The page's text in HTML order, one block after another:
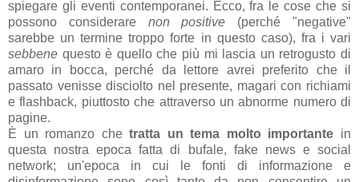
spiegare gli eventi contemporanei. Ecco, fra le cose che si
possono considerare non positive (perché "negative"
sarebbe un termine troppo forte in questo caso), fra i vari
sebbene questo è quello che più mi lascia un retrogusto di
amaro in bocca, perché da lettore avrei preferito che il
passato venisse disciolto nel presente, magari con richiami
e flashback, piuttosto che attraverso un abnorme numero di
pagine.
È un romanzo chetratta un tema molto importante in
questa nostra epoca fatta di bufale, fake news e social
network; un'epoca in cui le fonti di informazione e